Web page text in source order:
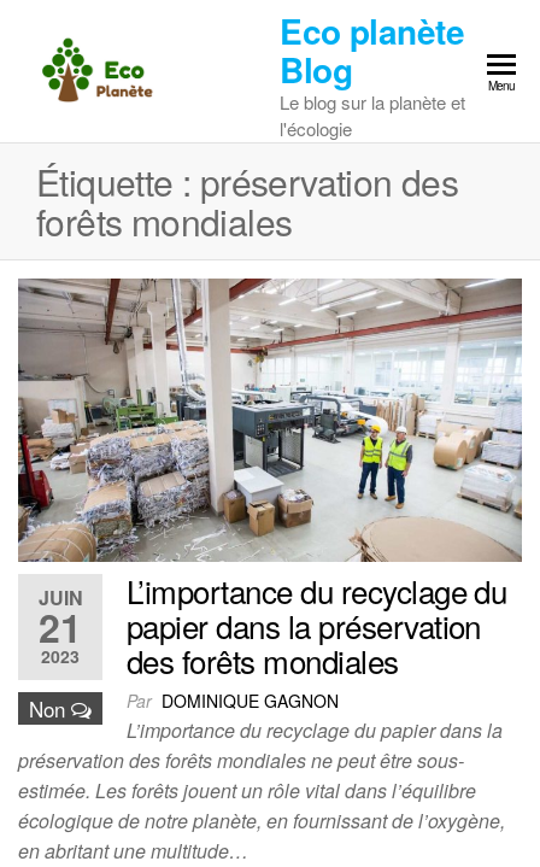
content
Eco planète
Blog
Le blog sur la planète et
l'écologie
Menu
Étiquette : préservation des
forêts mondiales
JUIN
21
2023
Non
L’importance du recyclage du
papier dans la préservation
des forêts mondiales
Par DOMINIQUE GAGNON
L’importance du recyclage du papier dans la
préservation des forêts mondiales ne peut être sous-
estimée. Les forêts jouent un rôle vital dans l’équilibre
écologique de notre planète, en fournissant de l’oxygène,
en abritant une multitude…